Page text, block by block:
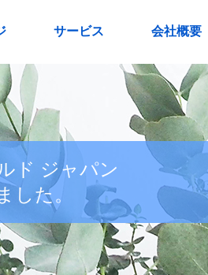
サービス 会社概要
ド ジャパン
した。